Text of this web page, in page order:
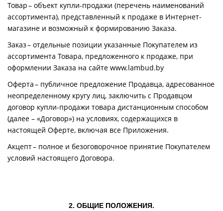
Товар – объект купли-продажи (перечень наименований
ассортимента), представленный к продаже в Интернет-
магазине и возможный к формированию Заказа.
Заказ – отдельные позиции указанные Покупателем из
ассортимента Товара, предложенного к продаже, при
оформлении Заказа на сайте www.lambud.by
Оферта – публичное предложение Продавца, адресованное
неопределенному кругу лиц, заключить с Продавцом
договор купли-продажи товара дистанционным способом
(далее – «Договор») на условиях, содержащихся в
настоящей Оферте, включая все Приложения.
Акцепт – полное и безоговорочное принятие Покупателем
условий настоящего Договора.
2. ОБЩИЕ ПОЛОЖЕНИЯ.